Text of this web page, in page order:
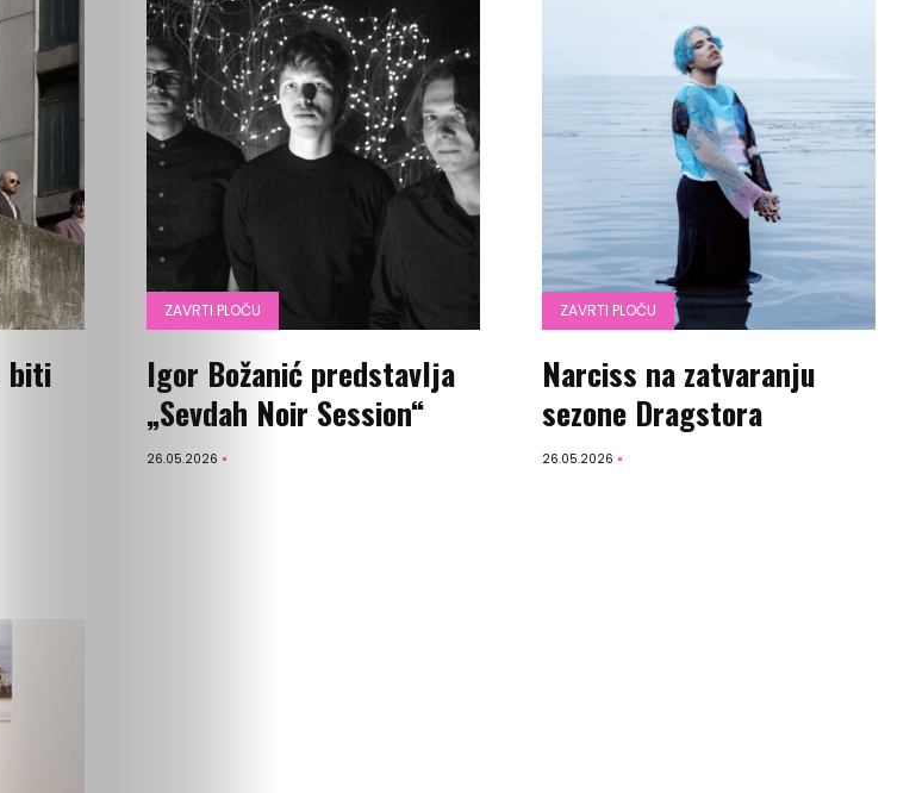
Ispričaj
svoju
priču
U
fokusu
Vizuelni
biti
ZAVRTI PLOČU
Igor Božanić predstavlja
„Sevdah Noir Session“
26.05.2026
ZAVRTI PLOČU
Narciss na zatvaranju
sezone Dragstora
26.05.2026